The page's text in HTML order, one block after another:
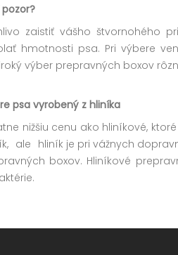
zaistiť vášho štvornohého
hmotnosti psa. Pri výbere
výber prepravných boxov
psa vyrobený z hliníka
nižšiu cenu ako hliníkové,
ale hliník je pri vážnych
boxov. Hliníkové